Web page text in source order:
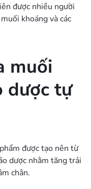
được nhiều người
khoáng và các
muối
dược tự
được tạo nên từ
dược nhằm tăng trải
chân.